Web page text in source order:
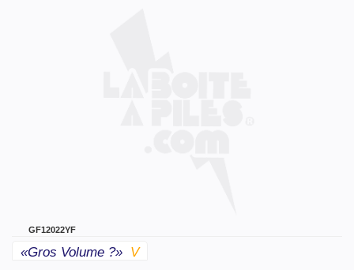
GF12022YF
«gros Volume ?» V